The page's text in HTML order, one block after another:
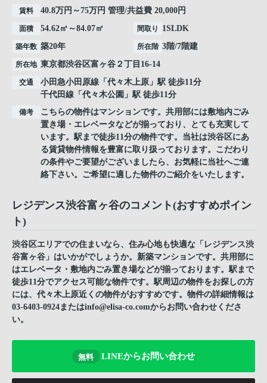
賃料 40.8万円～75万円 管理/共益費 20,000円
面積 54.62㎡～84.07㎡ 間取り 1SLDK
築年数 築20年 所在階 3階/7階建
所在地 東京都渋谷区富ヶ谷 ２丁目16-14
交通 小田急小田原線 「 代々木上原 」駅 徒歩11分
千代田線 「 代々木公園 」駅 徒歩11分
備考
こちらの物件はマンションです。共用部には敷地内ごみ
置き場・エレベータなどが揃っており、とても充実して
います。駅まで徒歩11分の物件です。当社は渋谷区にあ
る賃貸物件情報を豊富に取り扱っております。こだわり
の条件やご要望がございましたら、お気軽に当社へご連
絡下さい。ご希望に適した物件のご紹介をいたします。
レジデンス渋谷富ヶ谷のコメント(おすすめポイン
ト)
渋谷区エリアでの住まいなら、住み心地も快適な「レジデンス渋
谷富ヶ谷」はいかがでしょうか。新築マンションです。共用部に
はエレベータ・敷地内ごみ置き場などが揃っております。駅まで
徒歩11分でアクセス可能な物件です。駅周辺の物件をお探しの方
には、代々木上原近くの物件がおすすめです。物件の詳細情報は
03-6403-0924またはinfo@elisa-co.comからお問い合わせくださ
い。
無料 LINEからお問い合わせ